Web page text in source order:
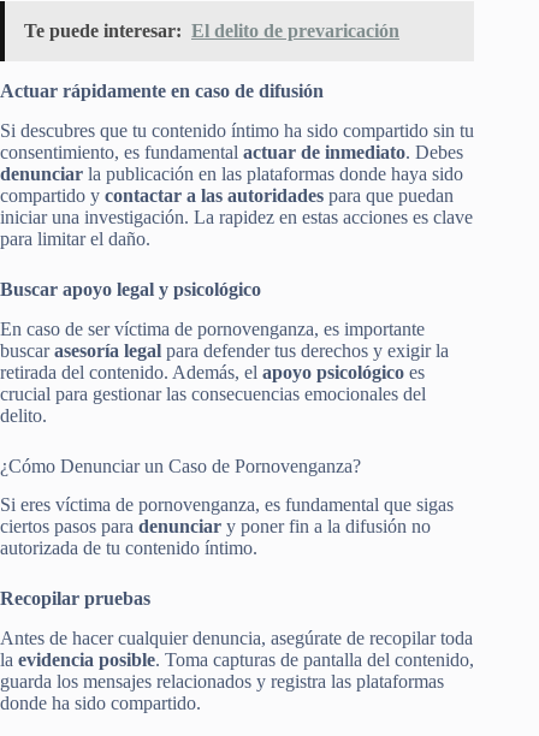
Te puede interesar: El delito de prevaricación
Actuar rápidamente en caso de difusión
Si descubres que tu contenido íntimo ha sido compartido sin tu
consentimiento, es fundamental actuar de inmediato. Debes
denunciar la publicación en las plataformas donde haya sido
compartido y contactar a las autoridades para que puedan
iniciar una investigación. La rapidez en estas acciones es clave
para limitar el daño.
Buscar apoyo legal y psicológico
En caso de ser víctima de pornovenganza, es importante
buscarasesoría legal para defender tus derechos y exigir la
retirada del contenido. Además, el apoyo psicológico es
crucial para gestionar las consecuencias emocionales del
delito.
¿Cómo Denunciar un Caso de Pornovenganza?
Si eres víctima de pornovenganza, es fundamental que sigas
ciertos pasos para denunciar y poner fin a la difusión no
autorizada de tu contenido íntimo.
Recopilar pruebas
Antes de hacer cualquier denuncia, asegúrate de recopilar toda
la evidencia posible. Toma capturas de pantalla del contenido,
guarda los mensajes relacionados y registra las plataformas
donde ha sido compartido.